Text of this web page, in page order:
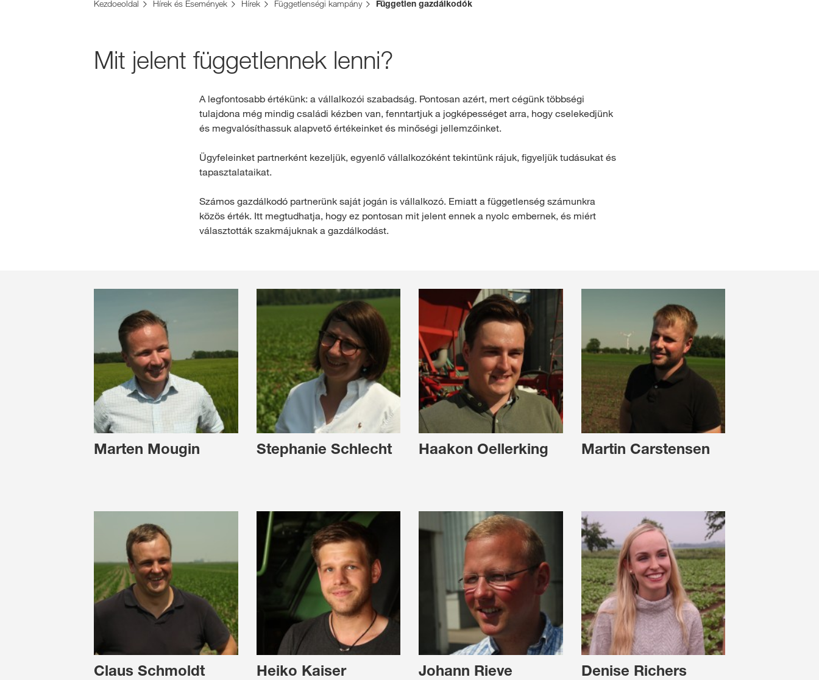
REGISZTRÁCIÓ
nemzetközi témáia
Kezdoeoldal Hírek és Események Hírek Függetlenségi kampány Független gazdálkodók
Mit jelent függetlennek lenni?
A legfontosabb értékünk: a vállalkozói szabadság. Pontosan azért, mert cégünk többségi
tulajdona még mindig családi kézben van, fenntartjuk a jogképességet arra, hogy cselekedjünk
és megvalósíthassuk alapvető értékeinket és minőségi jellemzőinket.
Ügyfeleinket partnerként kezeljük, egyenlő vállalkozóként tekintünk rájuk, figyeljük tudásukat és
tapasztalataikat.
Számos gazdálkodó partnerünk saját jogán is vállalkozó. Emiatt a függetlenség számunkra
közös érték. Itt megtudhatja, hogy ez pontosan mit jelent ennek a nyolc embernek, és miért
választották szakmájuknak a gazdálkodást.
Marten Mougin Stephanie Schlecht Haakon Oellerking Martin Carstensen
Claus Schmoldt Heiko Kaiser Johann Rieve Denise Richers